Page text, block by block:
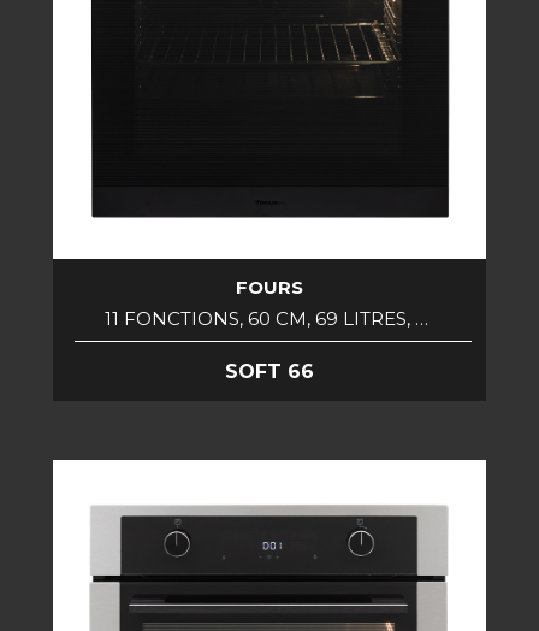
FOURS
11 FONCTIONS, 60 CM, 69 LITRES, …
SOFT 66